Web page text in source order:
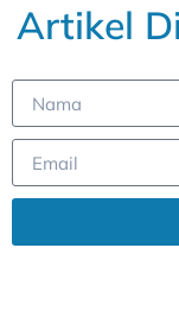
Artikel